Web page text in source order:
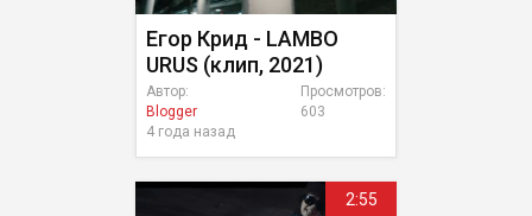
Егор Крид - LAMBO
URUS (клип, 2021)
Просмотров:
603
Автор:
Blogger
4 года назад
2:55